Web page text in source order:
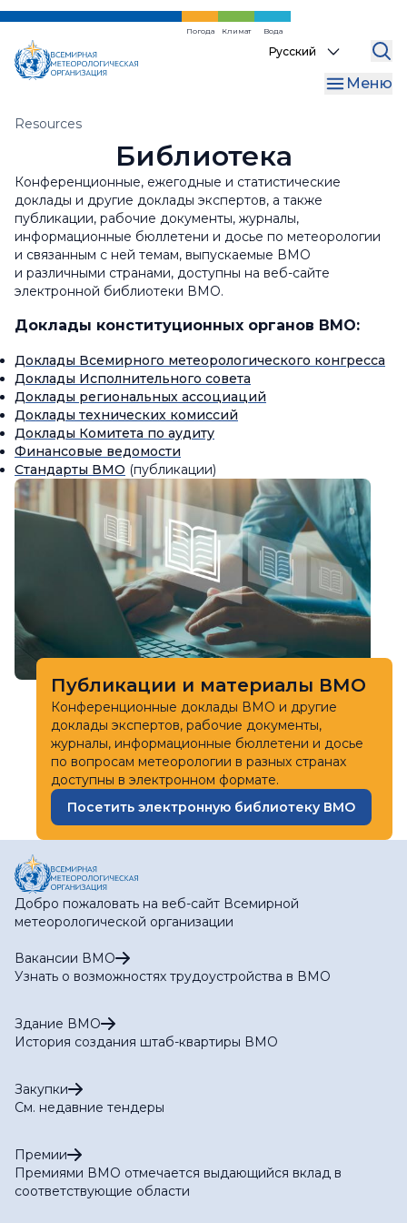
Перейти
основному
содержанию
Погода Климат Вода
Select
language
Меню
MeteoWorld
Библиотека
Dashboards
Linguistic Resources
Хлебная
Resources
Библиотека
Конференционные, ежегодные и статистические
доклады и другие доклады экспертов, а также
публикации, рабочие документы, журналы,
информационные бюллетени и досье по метеорологии
и связанным с ней темам, выпускаемые ВМО
и различными странами, доступны на веб-сайте
электронной библиотеки ВМО.
Доклады конституционных органов ВМО:
Доклады Всемирного метеорологического конгресса
Доклады Исполнительного cовета
Доклады региональных ассоциаций
Доклады технических комиссий
Доклады Комитета по аудиту
Финансовые ведомости
Стандарты ВМО (публикации)
Публикации и материалы ВМО
Конференционные доклады ВМО и другие
доклады экспертов, рабочие документы,
журналы, информационные бюллетени и досье
по вопросам метеорологии в разных странах
доступны в электронном формате.
Посетить электронную библиотеку ВМО
Добро пожаловать на веб-сайт Всемирной
метеорологической организации
Вакансии ВМО
Узнать о возможностях трудоустройства в ВМО
Здание ВМО
История создания штаб-квартиры ВМО
Закупки
См. недавние тендеры
Премии
Премиями ВМО отмечается выдающийся вклад в
соответствующие области